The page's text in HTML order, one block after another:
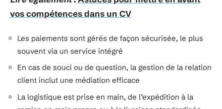
vos compétences dans un CV
Les paiements sont gérés de façon sécurisée, le plus
souvent via un service intégré
En cas de souci ou de question, la gestion de la relation
client inclut une médiation efficace
La logistique est prise en main, de l’expédition à la